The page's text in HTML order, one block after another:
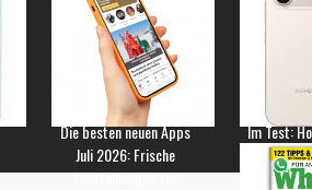
Die besten neuen Apps
Juli 2026: Frische
Empfehlungen für
Im Test: